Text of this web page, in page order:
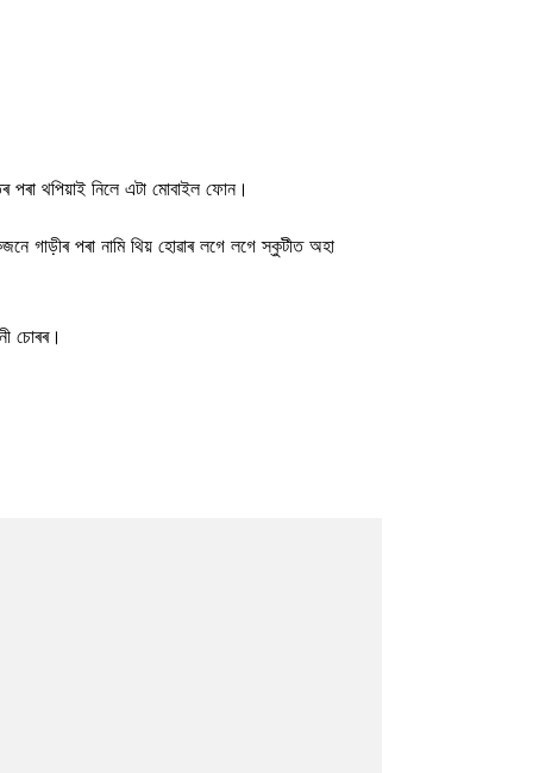
পৰা থপিয়াই নিলে এটা মোবাইল ফোন।
গাড়ীৰ পৰা নামি থিয় হোৱাৰ লগে লগে স্কুটীত অহা
চোৰৰ।